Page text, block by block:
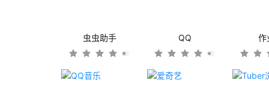
虫虫助手 QQ 作